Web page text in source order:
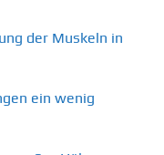
der Muskeln in
ein wenig